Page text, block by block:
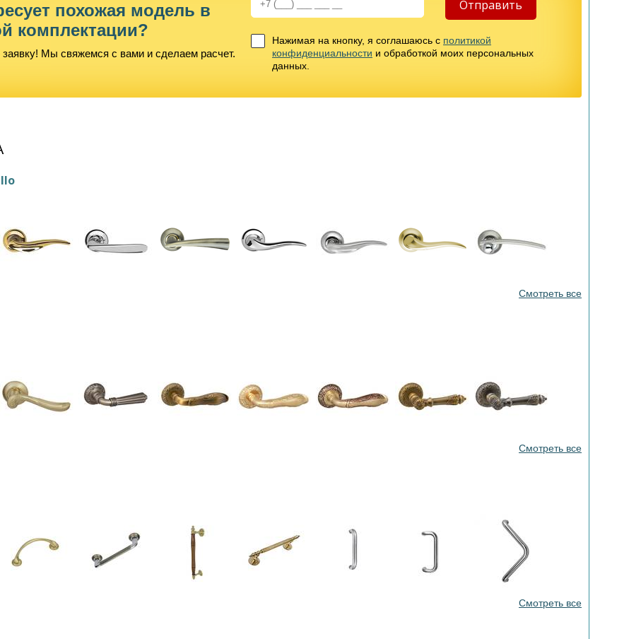
похожая модель в
комплектации?
заявку! Мы свяжемся с вами и сделаем расчет.
Нажимая на кнопку, я соглашаюсь с политикой
конфиденциальности и обработкой моих персональных
данных.
Смотреть все
Смотреть все
Смотреть все